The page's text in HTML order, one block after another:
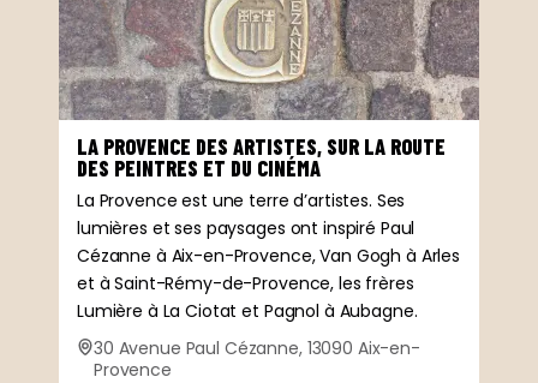
LA PROVENCE DES ARTISTES, SUR LA ROUTE
DES PEINTRES ET DU CINÉMA
La Provence est une terre d’artistes. Ses
lumières et ses paysages ont inspiré Paul
Cézanne à Aix-en-Provence, Van Gogh à Arles
et à Saint-Rémy-de-Provence, les frères
Lumière à La Ciotat et Pagnol à Aubagne.
30 Avenue Paul Cézanne, 13090 Aix-en-
Provence